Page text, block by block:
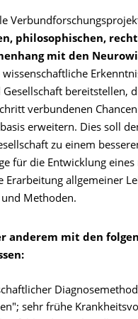
philosophischen,
mit den
bereitstellen,
verbundenen
erweitern. Dies soll
zu einem
für die Entwicklung eines
Erarbeitung allgemeiner
Methoden.
anderem mit den
sehr frühe